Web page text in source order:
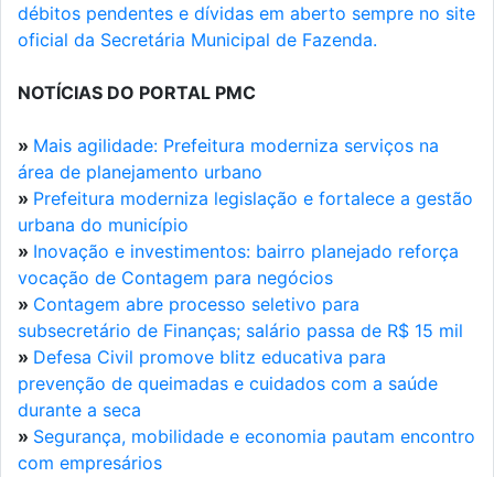
débitos pendentes e dívidas em aberto sempre no site
oficial da Secretária Municipal de Fazenda.
NOTÍCIAS DO PORTAL PMC
» Mais agilidade: Prefeitura moderniza serviços na
área de planejamento urbano
» Prefeitura moderniza legislação e fortalece a gestão
urbana do município
» Inovação e investimentos: bairro planejado reforça
vocação de Contagem para negócios
» Contagem abre processo seletivo para
subsecretário de Finanças; salário passa de R$ 15 mil
» Defesa Civil promove blitz educativa para
prevenção de queimadas e cuidados com a saúde
durante a seca
» Segurança, mobilidade e economia pautam encontro
com empresários